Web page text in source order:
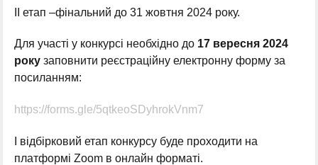
ІІ етап –фінальний до 31 жовтня 2024 року.
Для участі у конкурсі необхідно до 17 вересня 2024
року заповнити реєстраційну електронну форму за
посиланням:
https://forms.gle/5qtkeoSDyhrokVnm7
І відбірковий етап конкурсу буде проходити на
платформі Zoom в онлайн форматі.